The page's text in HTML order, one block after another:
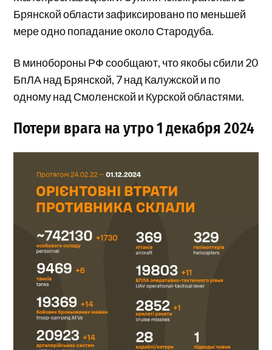
Брянской области зафиксировано по меньшей
мере одно попадание около Стародуба.
В минобороны РФ сообщают, что якобы сбили 20
БпЛА над Брянской, 7 над Калужской и по
одному над Смоленской и Курской областями.
Потери врага на утро 1 декабря 2024